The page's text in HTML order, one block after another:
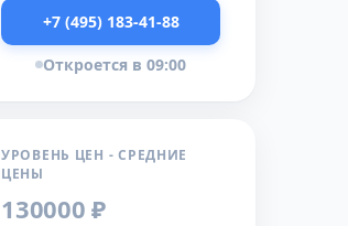
+7 (495) 183-41-88
Откроется в 09:00
УРОВЕНЬ ЦЕН - СРЕДНИЕ
ЦЕНЫ
130000 ₽